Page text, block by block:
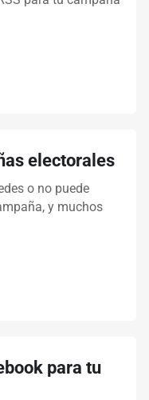
electorales
o no puede
y muchos
para tu